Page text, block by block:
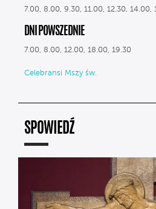
7.00, 8.00, 9.30, 11.00, 12.30, 14.00,
DNI POWSZEDNIE
7.00, 8.00, 12.00, 18.00, 19.30
Celebransi Mszy św.
SPOWIEDŹ